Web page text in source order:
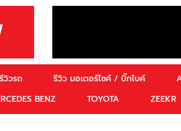
รีวิวรถ รีวิว มอเตอร์ไซค์ / บิ๊กไบค์
BENZ
TOYOTA ZEEKR